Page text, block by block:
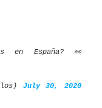
en España? 👀
July 30, 2020